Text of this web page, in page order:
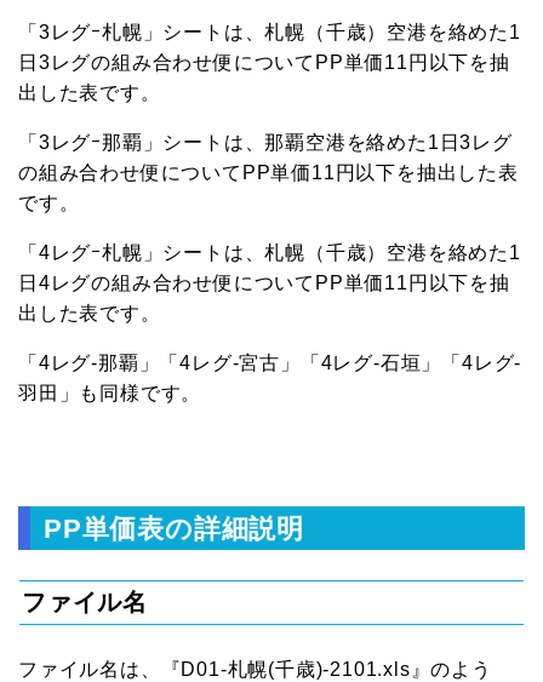
「3レグｰ札幌」シートは、札幌（千歳）空港を絡めた1
日3レグの組み合わせ便についてPP単価11円以下を抽
出した表です。
「3レグｰ那覇」シートは、那覇空港を絡めた1日3レグ
の組み合わせ便についてPP単価11円以下を抽出した表
です。
「4レグｰ札幌」シートは、札幌（千歳）空港を絡めた1
日4レグの組み合わせ便についてPP単価11円以下を抽
出した表です。
「4レグ-那覇」「4レグ-宮古」「4レグ-石垣」「4レグ-
羽田」も同様です。
PP単価表の詳細説明
ファイル名
ファイル名は、『D01-札幌(千歳)-2101.xls』のよう